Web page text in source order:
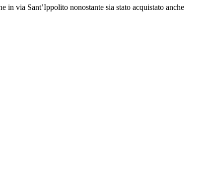
in via Sant’Ippolito nonostante sia stato acquistato anche